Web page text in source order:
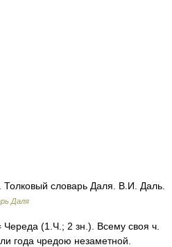
словарь Даля. В.И. Даль.
Даля
(1.Ч.; 2 зн.). Всему своя ч.
года чредою незаметной.